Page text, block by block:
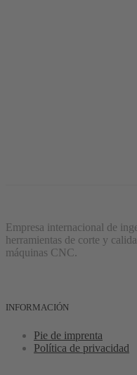
Empresa internacional de
herramientas de corte y
máquinas CNC.
INFORMACIÓN
Pie de imprenta
Política de privacidad